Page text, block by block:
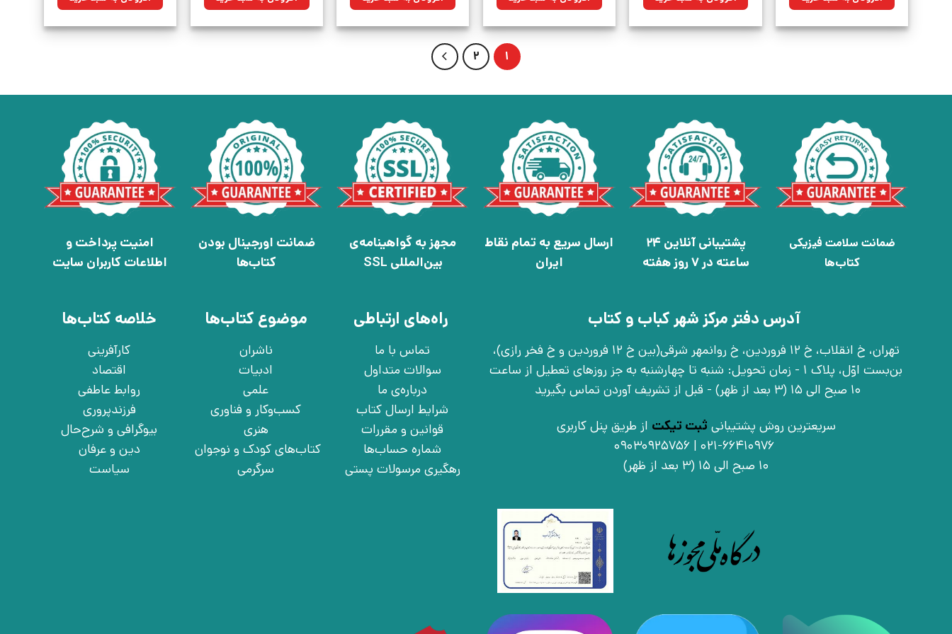
بود. بود. بود. بود. بود. بود.
1
2
ضمانت سلامت فیزیکی
کتاب‌ها
پشتیبانی آنلاین 24
ساعته در 7 روز هفته
ارسال سریع به تمام نقاط
ایران
مجهز به گواهینامه‌ی
بین‌المللی SSL
ضمانت اورجینال بودن
کتاب‌ها
امنیت پرداخت و
اطلاعات کاربران سایت
آدرس دفتر مرکز شهر کباب و کتاب
تهران، خ انقلاب، خ 12 فروردین، خ روانمهر شرقی(بین خ 12 فروردین و خ فخر رازی)،
بن‌بست اوّل، پلاک 1 - زمان تحویل: شنبه تا چهارشنبه به جز روزهای تعطیل از ساعت
10 صبح الی 15 (3 بعد از ظهر) - قبل از تشریف آوردن تماس بگیرید
سریعترین روش پشتیبانی ثبت تیکت از طریق پنل کاربری
10 صبح الی 15 (3 بعد از ظهر)
راه‌های ارتباطی
تماس با ما
سوالات متداول
درباره‌ی ما
شرایط ارسال کتاب
قوانین و مقررات
شماره حساب‌ها
رهگیری مرسولات پستی
موضوع کتاب‌ها
ناشران
ادبیات
علمی
کسب‌وکار و فناوری
هنری
کتاب‌های کودک و نوجوان
سرگرمی
خلاصه کتاب‌ها
کارآفرینی
اقتصاد
روابط عاطفی
فرزندپروری
بیوگرافی و شرح‌حال
دین و عرفان
سیاست